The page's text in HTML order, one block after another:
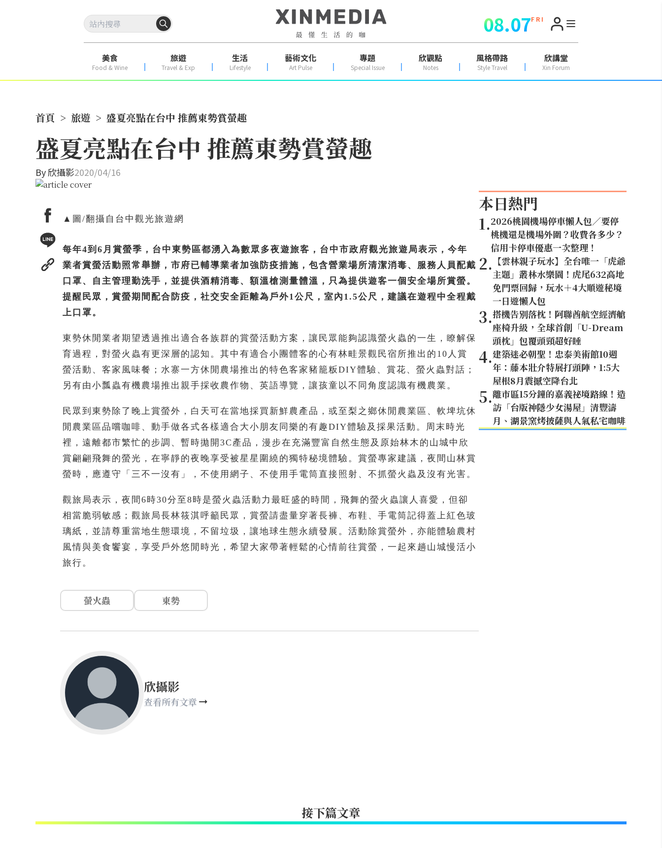
08.07F R I
美食
Food & Wine
旅遊
Travel & Exp
生活
Lifestyle
藝術文化
Art Pulse
專題
Special Issue
欣觀點
Notes
風格帶路
Style Travel
欣講堂
Xin Forum
首頁 > 旅遊 > 盛夏亮點在台中 推薦東勢賞螢趣
盛夏亮點在台中 推薦東勢賞螢趣
By欣攝影2020/04/16
▲圖/翻攝自台中觀光旅遊網
每年4到6月賞螢季，台中東勢區都湧入為數眾多夜遊旅客，台中市政府觀光旅遊局表示，今年
業者賞螢活動照常舉辦，市府已輔導業者加強防疫措施，包含營業場所清潔消毒、服務人員配戴
口罩、自主管理勤洗手，並提供酒精消毒、額溫槍測量體溫，只為提供遊客一個安全場所賞螢。
提醒民眾，賞螢期間配合防疫，社交安全距離為戶外1公尺，室內1.5公尺，建議在遊程中全程戴
上口罩。
東勢休閒業者期望透過推出適合各族群的賞螢活動方案，讓民眾能夠認識螢火蟲的一生，瞭解保
育過程，對螢火蟲有更深層的認知。其中有適合小團體客的心有林畦景觀民宿所推出的10人賞
螢活動、客家風味餐；水寨一方休閒農場推出的特色客家豬籠粄DIY體驗、賞花、螢火蟲對話；
另有由小瓢蟲有機農場推出親手採收農作物、英語導覽，讓孩童以不同角度認識有機農業。
民眾到東勢除了晚上賞螢外，白天可在當地採買新鮮農產品，或至梨之鄉休閒農業區、軟埤坑休
閒農業區品嚐咖啡、動手做各式各樣適合大小朋友同樂的有趣DIY體驗及採果活動。周末時光
裡，遠離都市繁忙的步調、暫時拋開3C產品，漫步在充滿豐富自然生態及原始林木的山城中欣
賞翩翩飛舞的螢光，在寧靜的夜晚享受被星星圍繞的獨特秘境體驗。賞螢專家建議，夜間山林賞
螢時，應遵守「三不一沒有」，不使用網子、不使用手電筒直接照射、不抓螢火蟲及沒有光害。
觀旅局表示，夜間6時30分至8時是螢火蟲活動力最旺盛的時間，飛舞的螢火蟲讓人喜愛，但卻
相當脆弱敏感；觀旅局長林筱淇呼籲民眾，賞螢請盡量穿著長褲、布鞋、手電筒記得蓋上紅色玻
璃紙，並請尊重當地生態環境，不留垃圾，讓地球生態永續發展。活動除賞螢外，亦能體驗農村
風情與美食饗宴，享受戶外悠閒時光，希望大家帶著輕鬆的心情前往賞螢，一起來趟山城慢活小
旅行。
螢火蟲 東勢
欣攝影
查看所有文章
本日熱門
1.2026桃園機場停車懶人包／要停
桃機還是機場外圍？收費各多少？
信用卡停車優惠一次整理！
2. 【雲林親子玩水】全台唯一「虎爺
主題」叢林水樂園！虎尾632高地
免門票回歸，玩水＋4大順遊秘境
一日遊懶人包
3.搭機告別落枕！阿聯酋航空經濟艙
座椅升級，全球首創「U-Dream
頭枕」包覆頭頸超好睡
4.建築迷必朝聖！忠泰美術館10週
年：藤本壯介特展打頭陣，1:5大
屋根8月震撼空降台北
5.離市區15分鐘的嘉義祕境路線！造
訪「台版神隱少女湯屋」清豐濤
月、湖景窯烤披薩與人氣私宅咖啡
接下篇文章